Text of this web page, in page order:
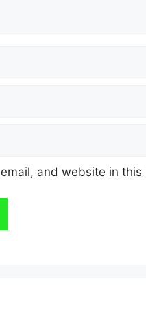
and website in